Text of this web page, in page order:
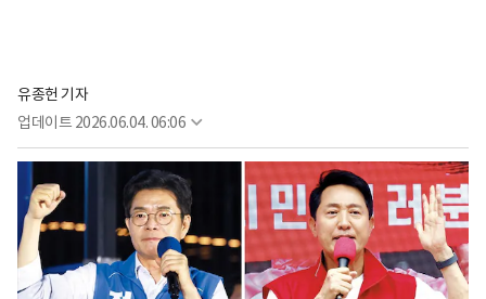
유종헌 기자
업데이트 2026.06.04. 06:06